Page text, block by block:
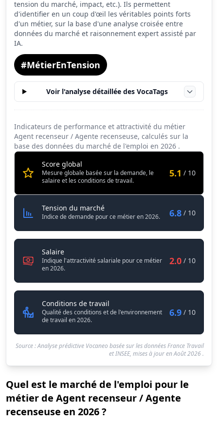
tension du marché, impact, etc.). Ils permettent
d'identifier en un coup d'œil les véritables points forts
d'un métier, sur la base d'une analyse croisée entre
données du marché et raisonnement expert assisté par
IA.
#MétierEnTension
Voir l'analyse détaillée des VocaTags
Indicateurs de performance et attractivité du métier
Agent recenseur / Agente recenseuse, calculés sur la
base des données du marché de l'emploi en 2026 .
Score global
Mesure globale basée sur la demande, le
salaire et les conditions de travail.
5.1 / 10
Conditions de travail
6.9
Tension du marchéAgent recenseur / Agente
Indice de demande pour ce métier en 2026. 6.8 / 10
SalaireAgent recenseur / Agente recenseuse
Indique l'attractivité salariale pour ce métier
en 2026.
2.0 / 10
Conditions de travail
Qualité des conditions et de l'environnement
de travail en 2026.
6.9 / 10
Source : Analyse prédictive Vocaneo basée sur les données France Travail
et INSEE, mises à jour enAoût 2026.
Quel est le marché de l'emploi pour le
métier de Agent recenseur / Agente
recenseuse en 2026 ?